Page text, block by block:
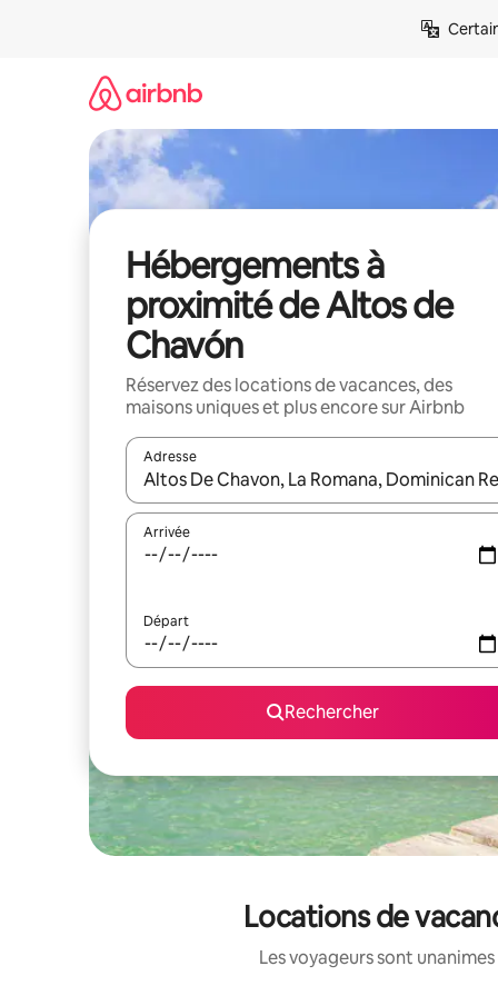
Hébergements à
proximité de Altos de
Chavón
Réservez des locations de vacances, des
maisons uniques et plus encore sur Airbnb
Adresse
Lorsque les résultats s'affichent, utilisez les
Arrivée
Départ
Rechercher
Locations de
Les voyageurs sont